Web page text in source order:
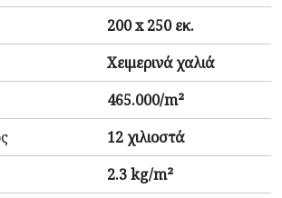
200 x 250 εκ.
Χειμερινά χαλιά
465.000/m²
12 χιλιοστά
2.3 kg/m²